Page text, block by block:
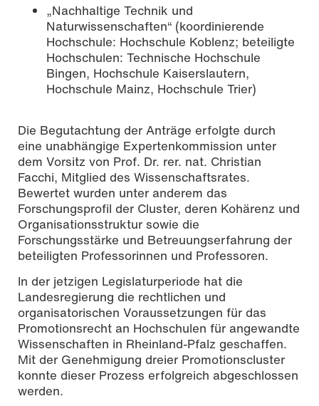
„Nachhaltige Technik und
Naturwissenschaften“ (koordinierende
Hochschule: Hochschule Koblenz; beteiligte
Hochschulen: Technische Hochschule
Bingen, Hochschule Kaiserslautern,
Hochschule Mainz, Hochschule Trier)
Die Begutachtung der Anträge erfolgte durch
eine unabhängige Expertenkommission unter
dem Vorsitz von Prof. Dr. rer. nat. Christian
Facchi, Mitglied des Wissenschaftsrates.
Bewertet wurden unter anderem das
Forschungsprofil der Cluster, deren Kohärenz und
Organisationsstruktur sowie die
Forschungsstärke und Betreuungserfahrung der
beteiligten Professorinnen und Professoren.
In der jetzigen Legislaturperiode hat die
Landesregierung die rechtlichen und
organisatorischen Voraussetzungen für das
Promotionsrecht an Hochschulen für angewandte
Wissenschaften in Rheinland-Pfalz geschaffen.
Mit der Genehmigung dreier Promotionscluster
konnte dieser Prozess erfolgreich abgeschlossen
werden.